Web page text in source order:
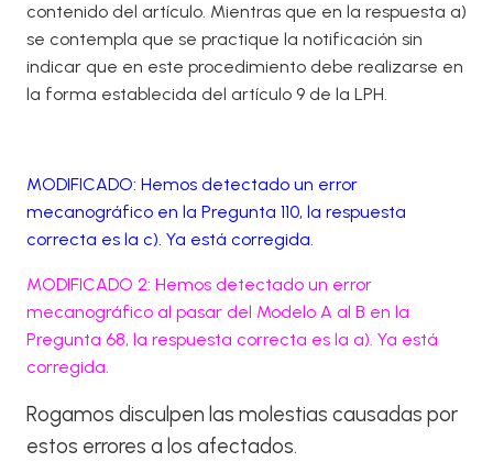
contenido del artículo. Mientras que en la respuesta a)
se contempla que se practique la notificación sin
indicar que en este procedimiento debe realizarse en
la forma establecida del artículo 9 de la LPH.
MODIFICADO: Hemos detectado un error
mecanográfico en la Pregunta 110, la respuesta
correcta es la c). Ya está corregida.
MODIFICADO 2: Hemos detectado un error
mecanográfico al pasar del Modelo A al B en la
Pregunta 68, la respuesta correcta es la a). Ya está
corregida.
Rogamos disculpen las molestias causadas por
estos errores a los afectados.